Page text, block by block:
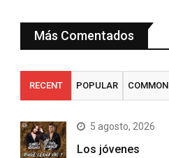
Más Comentados
RECENT POPULAR COMMON
5 agosto, 2026
Los jóvenes